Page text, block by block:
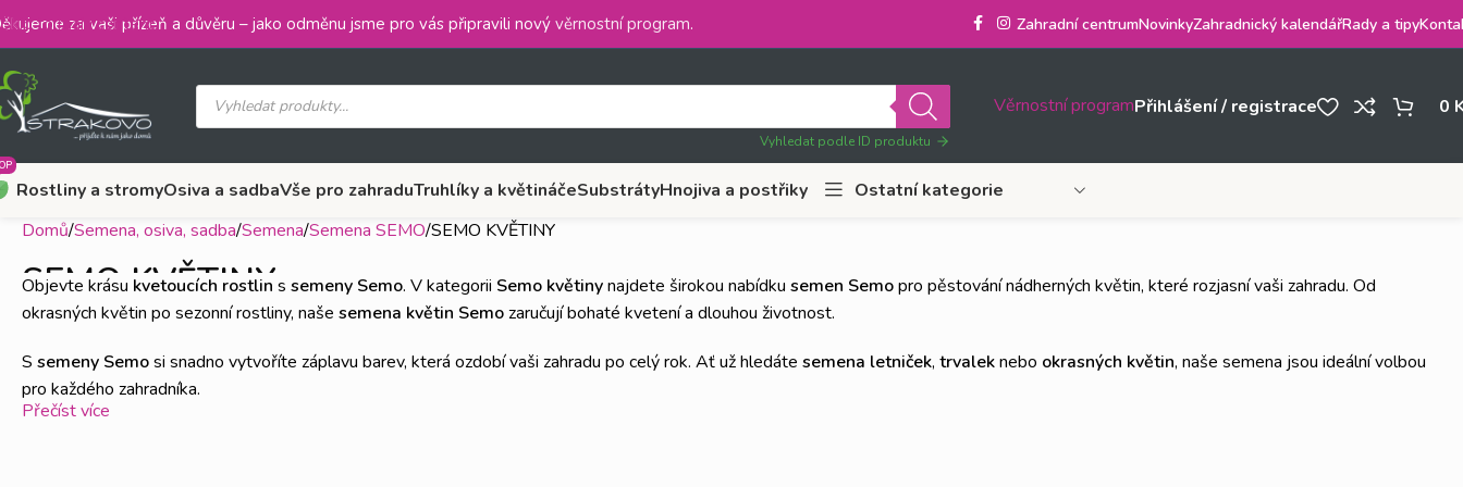
Skip to main content
za vaši přízeň a důvěru – jako odměnu jsme pro vás připravili nový věrnostní program. Zahradní centrumNovinkyZahradnický kalendářRady a tipy
Vyhledat podle ID produktu
Věrnostní programPřihlášení / registrace 0
Rostliny a stromyOsiva a sadbaVše pro zahraduTruhlíky a květináčeSubstrátyHnojiva a postřiky
Ostatní kategorie
Domů Semena, osiva, sadba Semena Semena SEMO SEMO KVĚTINY
SEMO KVĚTINY
Objevte krásu kvetoucích rostlin s semeny Semo. V kategorii Semo květinynajdete širokou nabídku semen Semopro pěstování nádherných květin, které rozjasní vaši zahradu. Od
okrasných květin po sezonní rostliny, naše semena květin Semozaručují bohaté kvetení a dlouhou životnost.
S semeny Semosi snadno vytvoříte záplavu barev, která ozdobí vaši zahradu po celý rok. Ať už hledáte semena letniček, trvaleknebo okrasných květin, naše semena jsou ideální volbou
pro každého zahradníka.
Přečíst více